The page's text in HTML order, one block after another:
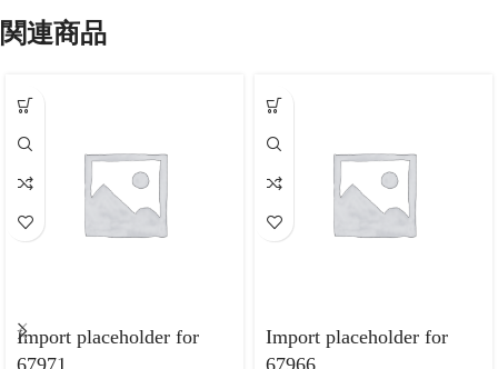
関連商品
Import placeholder for
67971
Import placeholder for
67966